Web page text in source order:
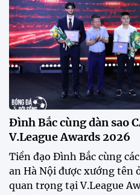
khi một phóng viên có
dõi màn thể hiện của các
Đình Bắc cùng dàn sao
V.League Awards 2026
Festival bóng đá nữ trẻ
Đồng Tháp
Bóng đá Việt Nam nhận
AFC